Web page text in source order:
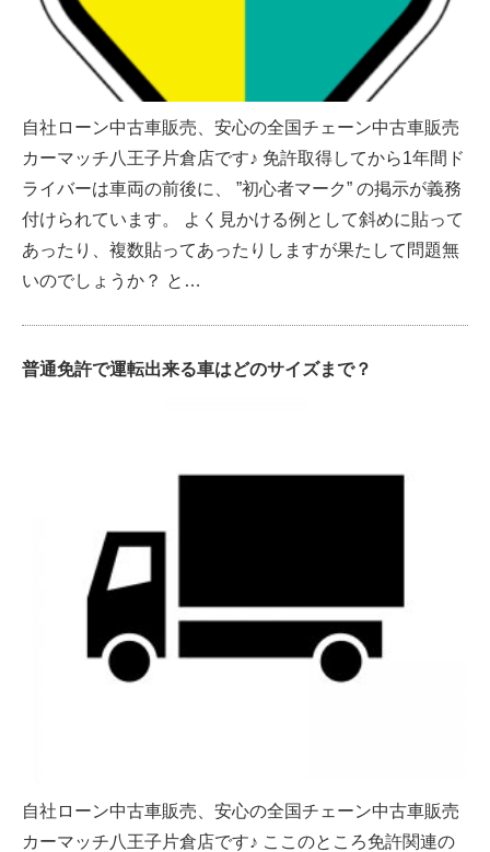
自社ローン中古車販売、安心の全国チェーン中古車販売
カーマッチ八王子片倉店です♪ 免許取得してから1年間ド
ライバーは車両の前後に、 ”初心者マーク” の掲示が義務
付けられています。 よく見かける例として斜めに貼って
あったり、複数貼ってあったりしますが果たして問題無
いのでしょうか？ と…
普通免許で運転出来る車はどのサイズまで？
自社ローン中古車販売、安心の全国チェーン中古車販売
カーマッチ八王子片倉店です♪ ここのところ免許関連の